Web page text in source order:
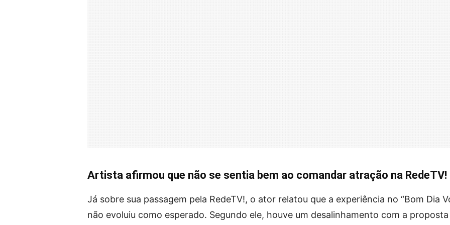
Artista afirmou que não se sentia bem ao comandar atração na RedeTV!
Já sobre sua passagem pela RedeTV!, o ator relatou que a experiência no “Bom Dia
não evoluiu como esperado. Segundo ele, houve um desalinhamento com a